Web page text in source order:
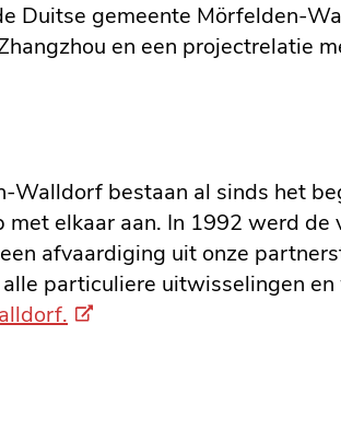
Duitse gemeente Mörfelden-
en een projectrelatie
bestaan al sinds het
elkaar aan. In 1992 werd
afvaardiging uit onze
particuliere uitwisselingen
(Externe